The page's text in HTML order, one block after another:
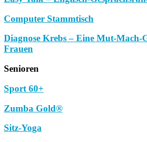
Computer Stammtisch
Diagnose Krebs – Eine Mut-Mach-
Frauen
Senioren
Sport 60+
Zumba Gold®
Sitz-Yoga